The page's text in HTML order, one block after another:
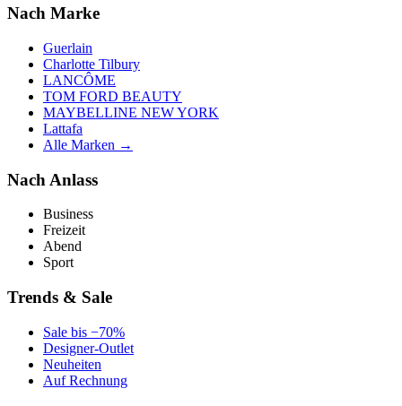
Nach Marke
Guerlain
Charlotte Tilbury
LANCÔME
TOM FORD BEAUTY
MAYBELLINE NEW YORK
Lattafa
Alle Marken →
Nach Anlass
Business
Freizeit
Abend
Sport
Trends & Sale
Sale bis −70%
Designer-Outlet
Neuheiten
Auf Rechnung